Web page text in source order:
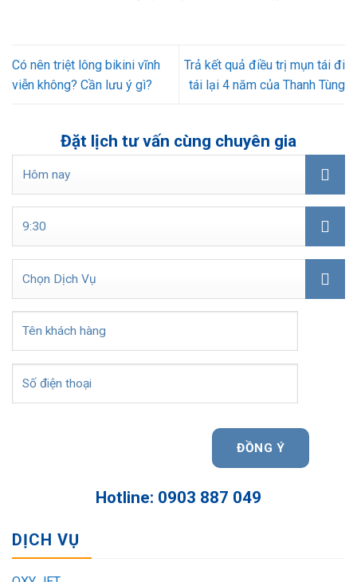
Có nên triệt lông bikini vĩnh
viễn không? Cần lưu ý gì?
Trả kết quả điều trị mụn tái đi
tái lại 4 năm của Thanh Tùng
Đặt lịch tư vấn cùng chuyên gia
Hotline: 0903 887 049
DỊCH VỤ